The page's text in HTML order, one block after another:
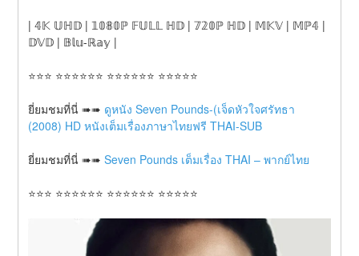
| 𝟜𝕂 𝕌ℍ𝔻 | 𝟙𝟘𝟠𝟘ℙ 𝔽𝕌𝕃𝕃 ℍ𝔻 | 𝟟𝟚𝟘ℙ ℍ𝔻 | 𝕄𝕂𝕍 | 𝕄ℙ𝟜 |
𝔻𝕍𝔻 | 𝔹𝕝𝕦-ℝ𝕒𝕪 |
⭐⭐⭐ ⭐⭐⭐⭐⭐⭐ ⭐⭐⭐⭐⭐⭐ ⭐⭐⭐⭐⭐
ยี่ยมชมที่นี่ ➠➠ ดูหนัง Seven Pounds-(เจ็ดหัวใจศรัทธา
(2008) HD หนังเต็มเรื่องภาษาไทยฟรี THAI-SUB
ยี่ยมชมที่นี่ ➠➠ Seven Pounds เต็มเรื่อง THAI – พากย์ไทย
⭐⭐⭐ ⭐⭐⭐⭐⭐⭐ ⭐⭐⭐⭐⭐⭐ ⭐⭐⭐⭐⭐